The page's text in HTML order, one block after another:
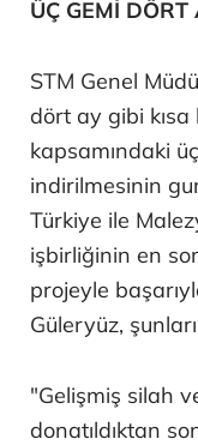
ÜÇ GEMİ
STM Genel
dört ay gibi
kapsamındaki
indirilmesinin
Türkiye ile
işbirliğinin en
projeyle
Güleryüz,
"Gelişmiş silah
donatıldıktan